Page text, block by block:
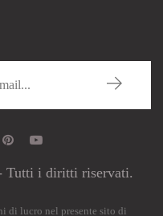
Tutti i diritti riservati.
di lucro nel presente sito di